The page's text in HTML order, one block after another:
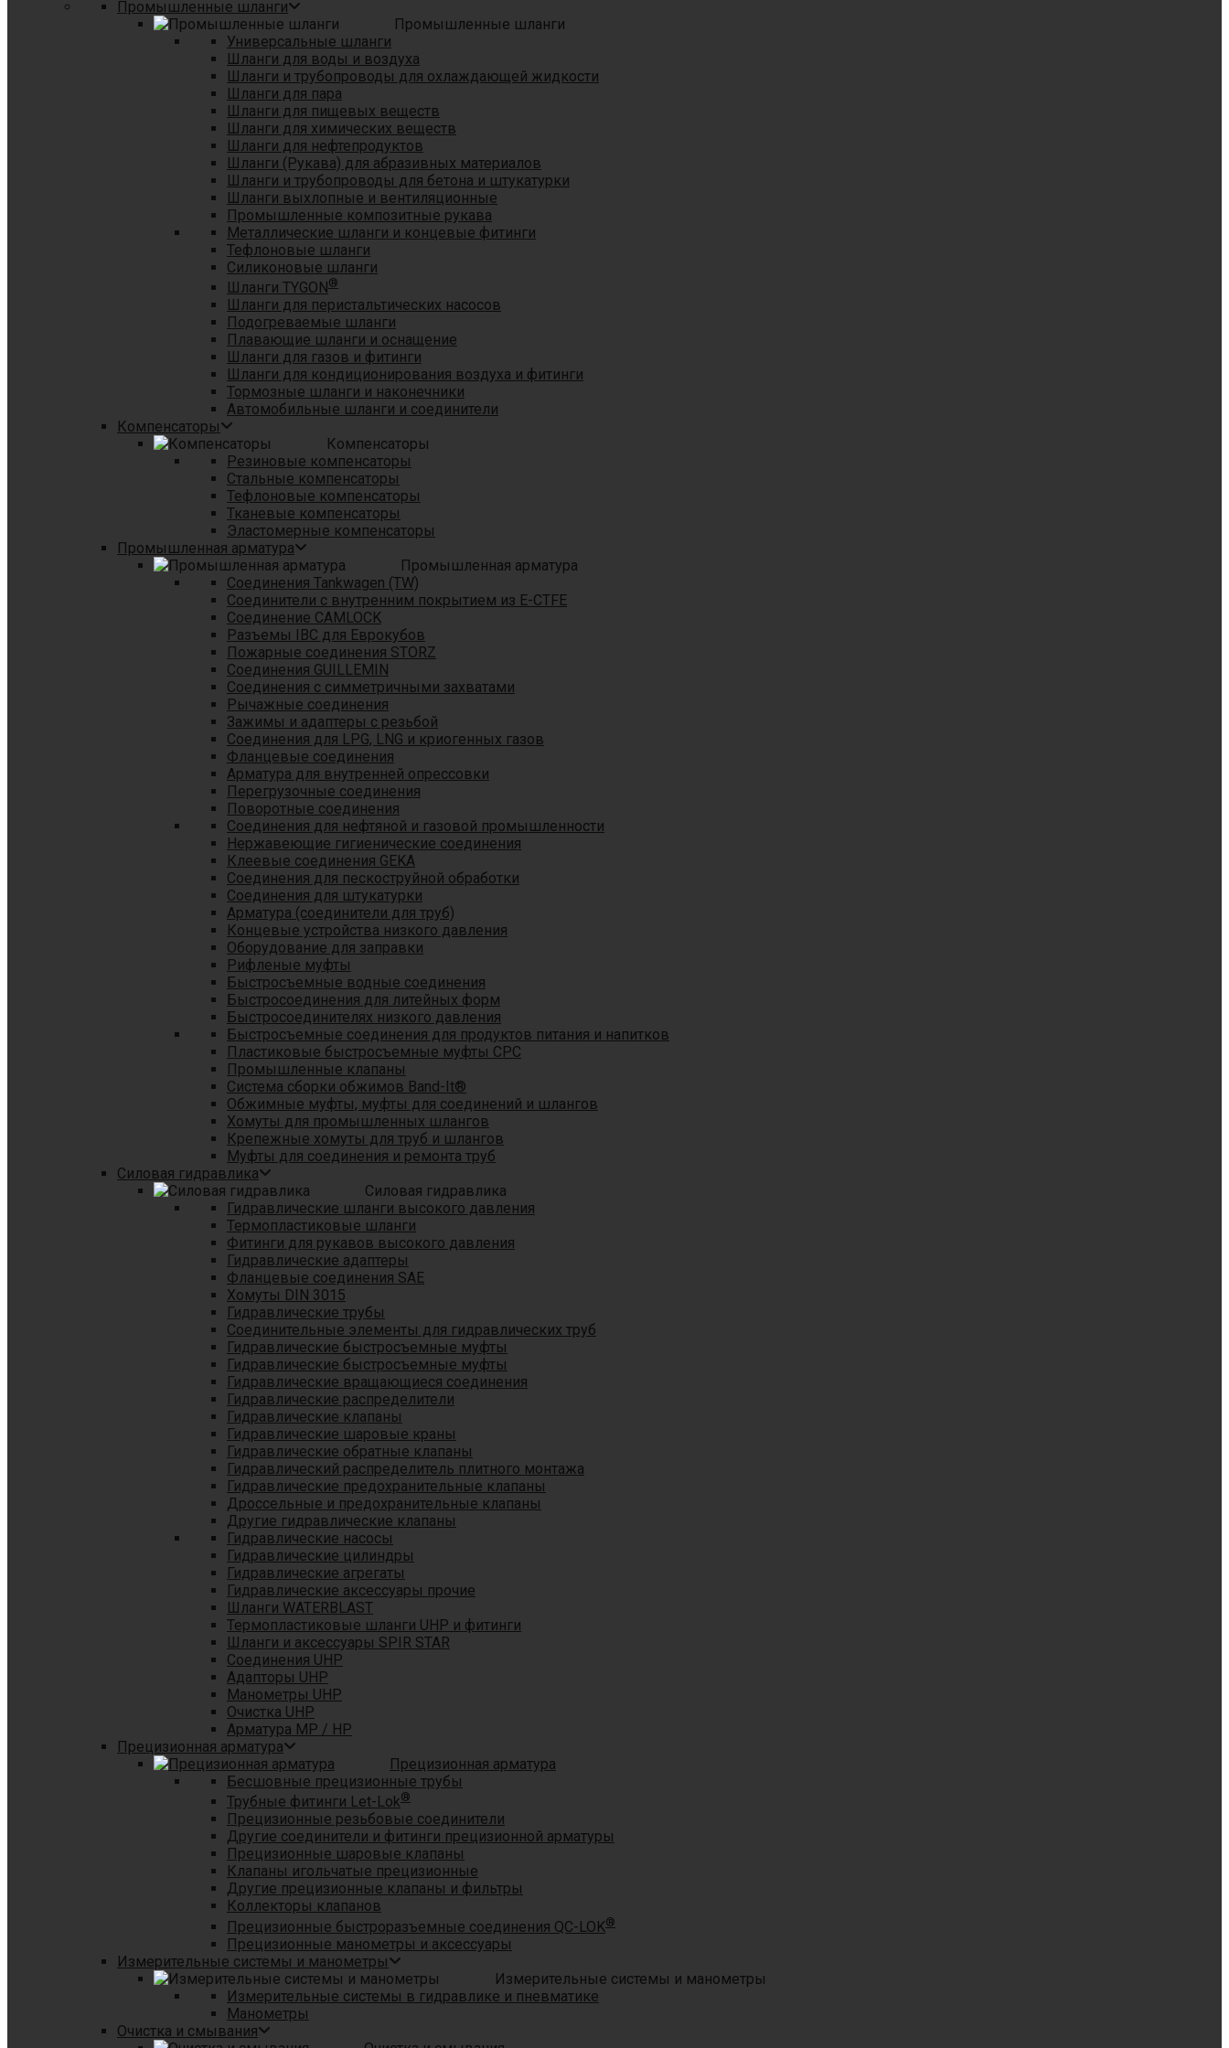
Промышленные шланги
Промышленные шланги
Универсальные шланги
Шланги для воды и воздуха
Шланги и трубопроводы для охлаждающей жидкости
Шланги для пара
Шланги для пищевых веществ
Шланги для химических веществ
Шланги для нефтепродуктов
Шланги (Рукава) для абразивных материалов
Шланги и трубопроводы для бетона и штукатурки
Шланги выхлопные и вентиляционные
Промышленные композитные рукава
Металлические шланги и концевые фитинги
Тефлоновые шланги
Силиконовые шланги
Шланги TYGON®
Шланги для перистальтических насосов
Подогреваемые шланги
Плавающие шланги и оснащение
Шланги для газов и фитинги
Шланги для кондиционирования воздуха и фитинги
Тормозные шланги и наконечники
Автомобильные шланги и соединители
Компенсаторы
Компенсаторы
Резиновые компенсаторы
Стальные компенсаторы
Тефлоновые компенсаторы
Тканевые компенсаторы
Эластомерные компенсаторы
Промышленная арматура
Промышленная арматура
Соединения Tankwagen (TW)
Соединители с внутренним покрытием из E-CTFE
Соединение CAMLOCK
Разъемы IBC для Еврокубов
Пожарные соединения STORZ
Соединения GUILLEMIN
Соединения с симметричными захватами
Рычажные соединения
Зажимы и адаптеры с резьбой
Соединения для LPG, LNG и криогенных газов
Фланцевые соединения
Арматура для внутренней опрессовки
Перегрузочные соединения
Поворотные соединения
Соединения для нефтяной и газовой промышленности
Нержавеющие гигиенические соединения
Клеевые соединения GEKA
Соединения для пескоструйной обработки
Cоединения для штукатурки
Арматура (соединители для труб)
Концевые устройства низкого давления
Оборудование для заправки
Рифленые муфты
Быстросъемные водные соединения
Быстросоединения для литейных форм
Быстросоединителях низкого давления
Быстросъемные соединения для продуктов питания и напитков
Пластиковые быстросъемные муфты CPC
Промышленные клапаны
Система сборки обжимов Band-It®
Обжимные муфты, муфты для соединений и шлангов
Хомуты для промышленных шлангов
Крепежные хомуты для труб и шлангов
Муфты для соединения и ремонта труб
Силовая гидравлика
Силовая гидравлика
Гидравлические шланги высокого давления
Термопластиковые шланги
Фитинги для рукавов высокого давления
Гидравлические адаптеры
Фланцевые соединения SAE
Хомуты DIN 3015
Гидравлические трубы
Соединительные элементы для гидравлических труб
Гидравлические быстросъемные муфты
Гидравлические быстросъемные муфты
Гидравлические вращающиеся соединения
Гидравлические распределители
Гидравлические клапаны
Гидравлические шаровые краны
Гидравлические обратные клапаны
Гидравлический распределитель плитного монтажа
Гидравлические предохранительные клапаны
Дроссельные и предохранительные клапаны
Другие гидравлические клапаны
Гидравлические насосы
Гидравлические цилиндры
Гидравлические агрегаты
Гидравлические аксессуары прочие
Шланги WATERBLAST
Термопластиковые шланги UHP и фитинги
Шланги и аксессуары SPIR STAR
Соединения UHP
Адапторы UHP
Манометры UHP
Очистка UHP
Арматура MP / HP
Прецизионная арматура
Прецизионная арматура
Бесшовные прецизионные трубы
Трубные фитинги Let-Lok®
Прецизионные резьбовые соединители
Другие соединители и фитинги прецизионной арматуры
Прецизионные шаровые клапаны
Клапаны игольчатые прецизионные
Другие прецизионные клапаны и фильтры
Коллекторы клапанов
Прецизионные быстроразъемные соединения QC-LOK®
Прецизионные манометры и аксессуары
Измерительные системы и манометры
Измерительные системы и манометры
Измерительные системы в гидравлике и пневматике
Манометры
Очистка и смывания